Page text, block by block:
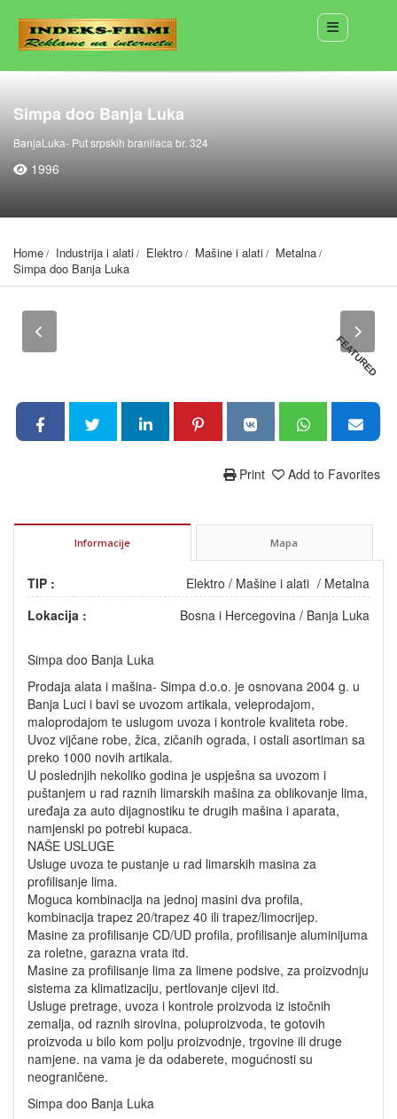
Simpa doo Banja Luka
BanjaLuka- Put srpskih branilaca br. 324
1996
Home Industrija i alati Elektro Mašine i alati
Metalna
Simpa doo Banja Luka
FEATURED
Add to Favorites
Print
Informacije Mapa
TIP : Elektro / Mašine i alati / Metalna
Lokacija :
Bosna i Hercegovina / Banja Luka
Simpa doo Banja Luka
Prodaja alata i mašina- Simpa d.o.o. je osnovana 2004 g. u
Banja Luci i bavi se uvozom artikala, veleprodajom,
maloprodajom te uslugom uvoza i kontrole kvaliteta robe.
Uvoz vijčane robe, žica, zičanih ograda, i ostali asortiman sa
preko 1000 novih artikala.
U poslednjih nekoliko godina je uspješna sa uvozom i
puštanjem u rad raznih limarskih mašina za oblikovanje lima,
uređaja za auto dijagnostiku te drugih mašina i aparata,
namjenski po potrebi kupaca.
NAŠE USLUGE
Usluge uvoza te pustanje u rad limarskih masina za
profilisanje lima.
Moguca kombinacija na jednoj masini dva profila,
kombinacija trapez 20/trapez 40 ili trapez/limocrijep.
Masine za profilisanje CD/UD profila, profilisanje aluminijuma
za roletne, garazna vrata itd.
Masine za profilisanje lima za limene podsive, za proizvodnju
sistema za klimatizaciju, pertlovanje cijevi itd.
Usluge pretrage, uvoza i kontrole proizvoda iz istočnih
zemalja, od raznih sirovina, poluproizvoda, te gotovih
proizvoda u bilo kom polju proizvodnje, trgovine ili druge
namjene. na vama je da odaberete, mogućnosti su
neograničene.
Simpa doo Banja Luka